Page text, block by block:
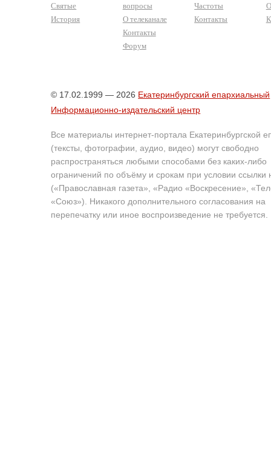
Святые
История
вопросы
О телеканале
Контакты
Форум
Частоты
Контакты
© 17.02.1999 — 2026 Екатеринбургский епархиальный
Информационно-издательский центр
Все материалы интернет-портала Екатеринбургской
(тексты, фотографии, аудио, видео) могут свободно
распространяться любыми способами без каких-либо
ограничений по объёму и срокам при условии ссылки
(«Православная газета», «Радио «Воскресение»,
«Союз»). Никакого дополнительного согласования на
перепечатку или иное воспроизведение не требуется.